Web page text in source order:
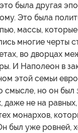
была другая
Это была
массы,
многие черты
во дворцах
И Наполеон в
этой семьи
но он был
даже не на
монархов,
был уже ровней,